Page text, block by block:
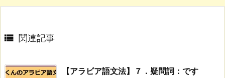
 関連記事
【アラビア語文法】７．疑問詞：です